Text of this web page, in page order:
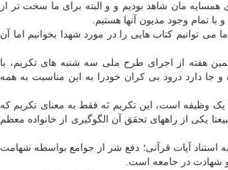
مان شاهد بودیم و و البته برای ما سخت تر از
تمام وجود مدیون آنها هستیم.
توانیم کتاب هایی را در مورد شهدا بخوانیم اما آن
هفته از اجرای طرح ملی سه شنبه های تکریم، با
جا دارد درود بی کران خودرا به این مناسبت به همه
وظیفه است، این تکریم نَه فقط به معنای تکریم که
یکی از راههای تحقق آن الگوگیری از خانواده معظم
استناد آیات قرآنی؛ دفع شر از جوامع بواسطه شهامت
شهادت در جامعه است.